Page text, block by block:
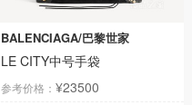
BALENCIAGA/巴黎世家
LE CITY中号手袋
参考价格：¥23500